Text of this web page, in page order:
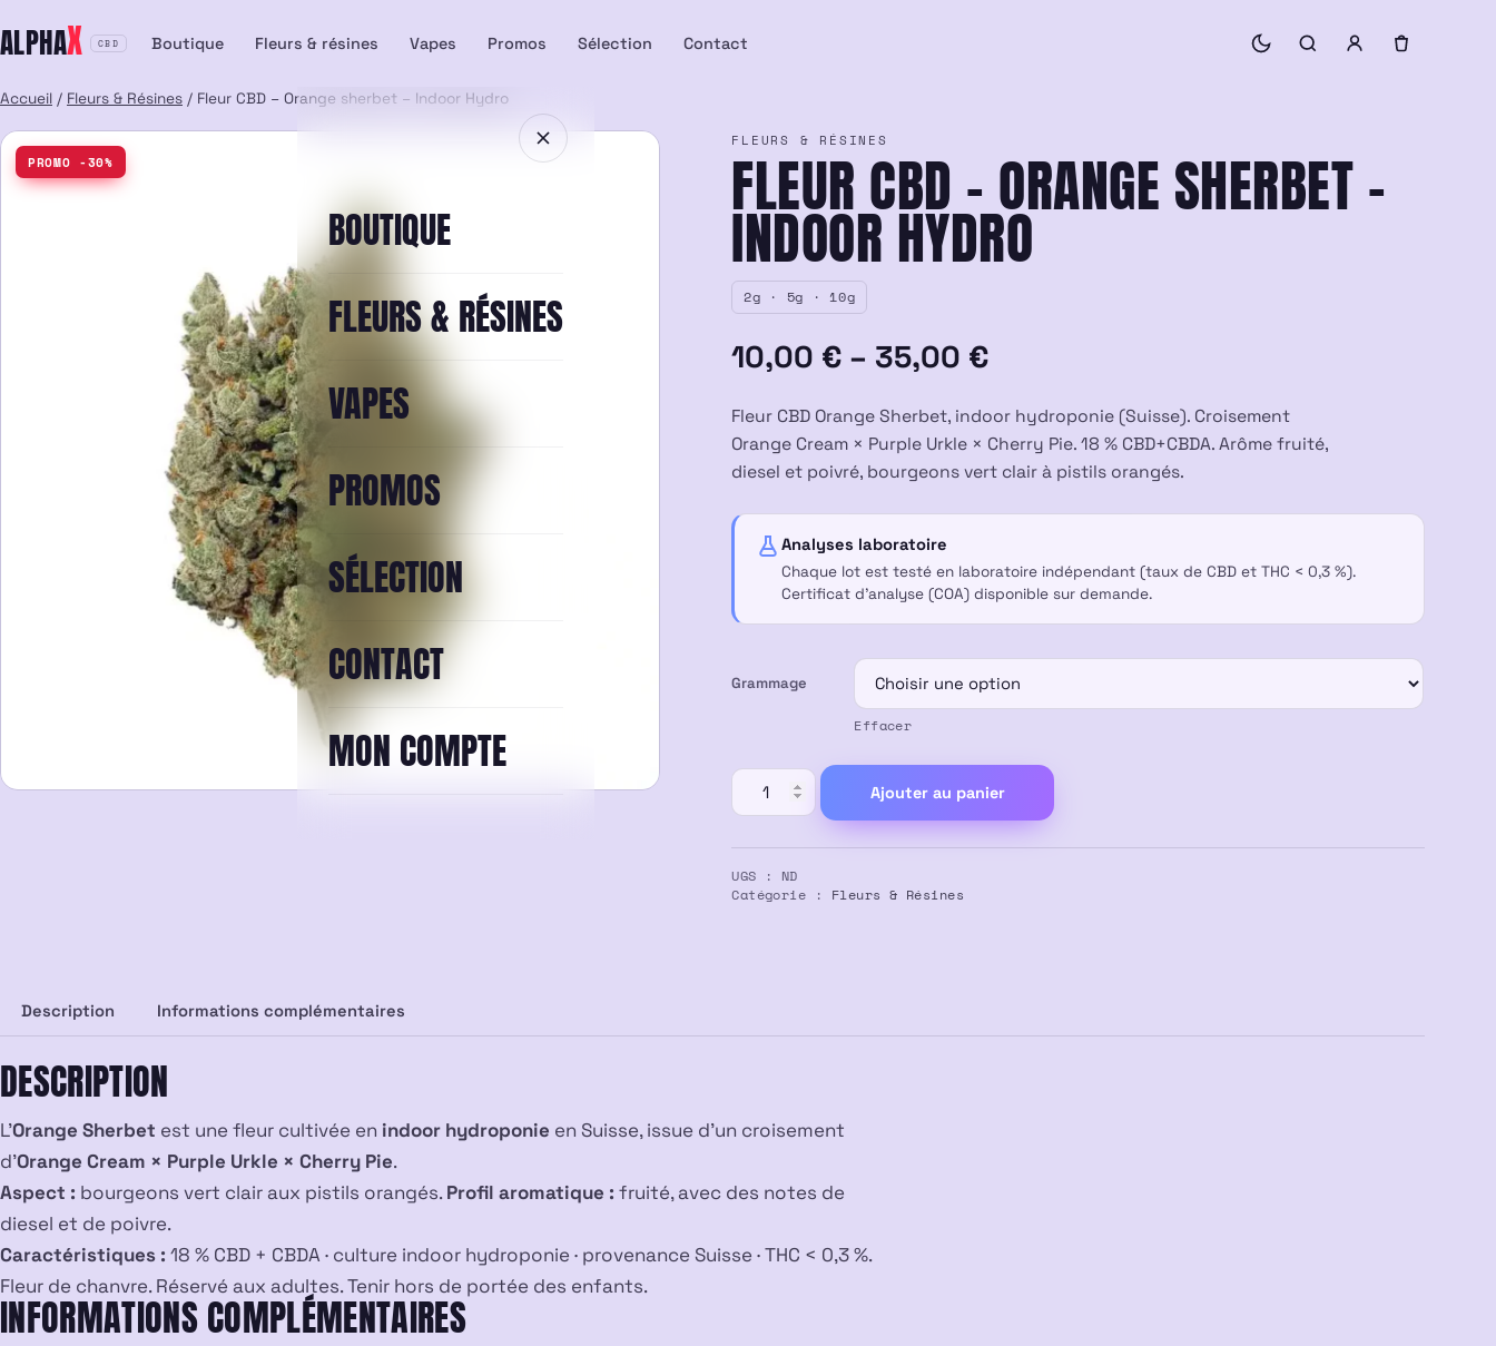
au
ALPHAX CBD Boutique Fleurs & résines Vapes Promos Sélection Contact
BOUTIQUE
FLEURS & RÉSINES
VAPES
PROMOS
SÉLECTION
CONTACT
MON COMPTE
Accueil / Fleurs & Résines / Fleur CBD – Orange sherbet – Indoor Hydro
PROMO -30%
FLEURS & RÉSINES
FLEUR CBD – ORANGE SHERBET –
INDOOR HYDRO
2g · 5g · 10g
10,00 € – 35,00 €
Plage
de
prix :
35,00 €
Fleur CBD Orange Sherbet, indoor hydroponie (Suisse). Croisement
Orange Cream × Purple Urkle × Cherry Pie. 18 % CBD+CBDA. Arôme fruité,
diesel et poivré, bourgeons vert clair à pistils orangés.
Analyses laboratoire
Chaque lot est testé en laboratoire indépendant (taux de CBD et THC < 0,3 %).
Certificat d’analyse (COA) disponible sur demande.
Grammage
Effacer
quantité
de
CBD
–
Hydro
Ajouter au panier
UGS : ND
Catégorie : Fleurs & Résines
Description Informations complémentaires
DESCRIPTION
L’Orange Sherbet est une fleur cultivée en indoor hydroponie en Suisse, issue d’un croisement
d’Orange Cream × Purple Urkle × Cherry Pie.
Aspect : bourgeons vert clair aux pistils orangés.Profil aromatique : fruité, avec des notes de
diesel et de poivre.
Caractéristiques : 18 % CBD + CBDA · culture indoor hydroponie · provenance Suisse · THC < 0,3 %.
Fleur de chanvre. Réservé aux adultes. Tenir hors de portée des enfants.
INFORMATIONS COMPLÉMENTAIRES